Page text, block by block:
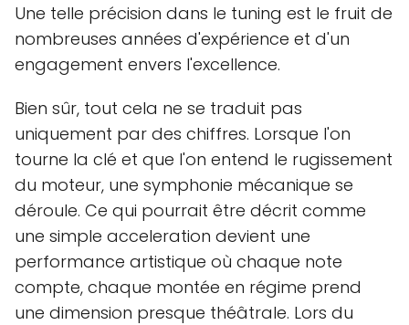
Une telle précision dans le tuning est le fruit de
nombreuses années d'expérience et d'un
engagement envers l'excellence.
Bien sûr, tout cela ne se traduit pas
uniquement par des chiffres. Lorsque l'on
tourne la clé et que l'on entend le rugissement
du moteur, une symphonie mécanique se
déroule. Ce qui pourrait être décrit comme
une simple acceleration devient une
performance artistique où chaque note
compte, chaque montée en régime prend
une dimension presque théâtrale. Lors du